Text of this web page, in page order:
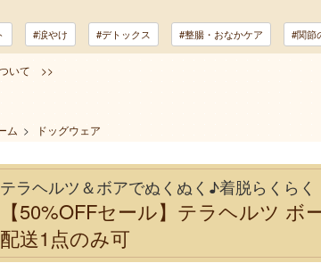
#涙やけ #デトックス #整腸・おなかケア #関節
いて >>
ム > ドッグウェア
テラヘルツ＆ボアでぬくぬく♪着脱らくらく
【50%OFFセール】テラヘルツ
配送1点のみ可